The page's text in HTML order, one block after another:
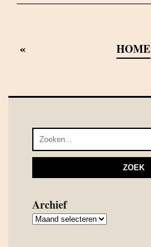
« HOME
Archief
Archief